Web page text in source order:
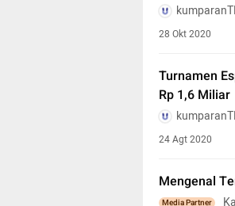
28 Okt 2020
Turnamen
Rp 1,6 Miliar
24 Agt 2020
Mengenal
Media Partner